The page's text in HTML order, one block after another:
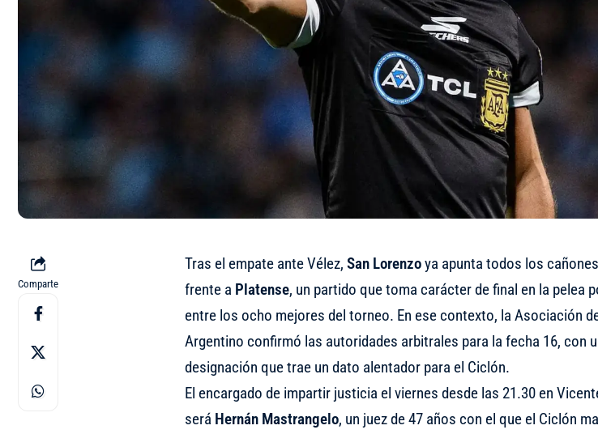
Comparte
Tras el empate ante Vélez, San Lorenzoya apunta todos los
frente a Platense, un partido que toma carácter de final en la pelea
entre los ocho mejores del torneo. En ese contexto, la Asociación
Argentino confirmó las autoridades arbitrales para la fecha 16, con
designación que trae un dato alentador para el Ciclón.
El encargado de impartir justicia el viernes desde las 21.30 en
será Hernán Mastrangelo, un juez de 47 años con el que el Ciclón